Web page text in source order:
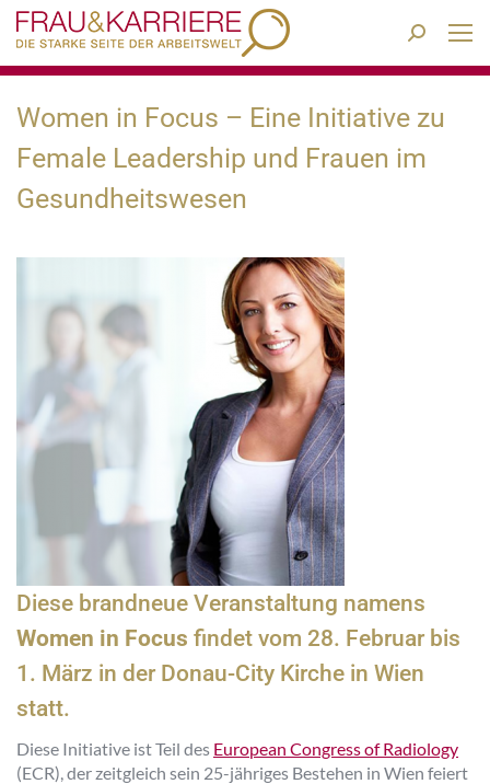
Search:
Women in Focus – Eine Initiative zu
Female Leadership und Frauen im
Gesundheitswesen
Diese brandneue Veranstaltung namens
Women in Focus findet vom 28. Februar bis
1. März in der Donau-City Kirche in Wien
statt.
Diese Initiative ist Teil des European Congress of Radiology
(ECR), der zeitgleich sein 25-jähriges Bestehen in Wien feiert